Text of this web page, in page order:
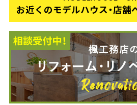
お近くのモデルハウス・店舗